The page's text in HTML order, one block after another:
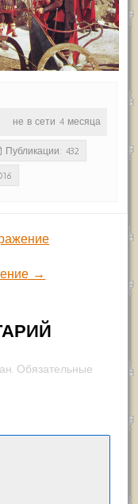
не в сети 4 месяца
Публикации: 432
→
Обязательные